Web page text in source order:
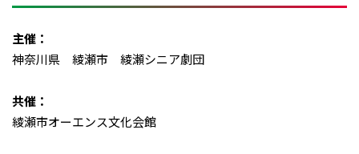
主催：
神奈川県 綾瀬市 綾瀬シニア劇団
共催：
綾瀬市オーエンス文化会館